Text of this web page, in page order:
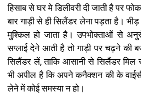
हिसाब से घर मे डिलीवरी दी जाती है पर
बार गाड़ी से ही सिलैंडर लेना पड़ता है।
मुश्किल हो जाता है। उपभोक्ताओं से
सप्लाई देने आती है तो गाड़ी पर चढ़ने की
सिलैंडर लें, ताकि आसानी से सिलैंडर
भी अपील है कि अपने कनैक्शन की के
लेने में कोई समस्या न हो।